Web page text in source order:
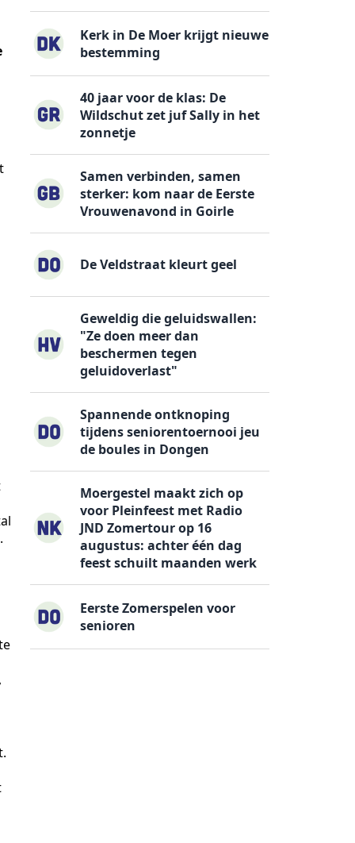
Kerk in De Moer krijgt nieuwe
bestemming
40 jaar voor de klas: De
Wildschut zet juf Sally in het
zonnetje
Samen verbinden, samen
sterker: kom naar de Eerste
Vrouwenavond in Goirle
De Veldstraat kleurt geel
Geweldig die geluidswallen:
"Ze doen meer dan
beschermen tegen
geluidoverlast"
Spannende ontknoping
tijdens seniorentoernooi jeu
de boules in Dongen
Moergestel maakt zich op
voor Pleinfeest met Radio
JND Zomertour op 16
augustus: achter één dag
feest schuilt maanden werk
Eerste Zomerspelen voor
senioren